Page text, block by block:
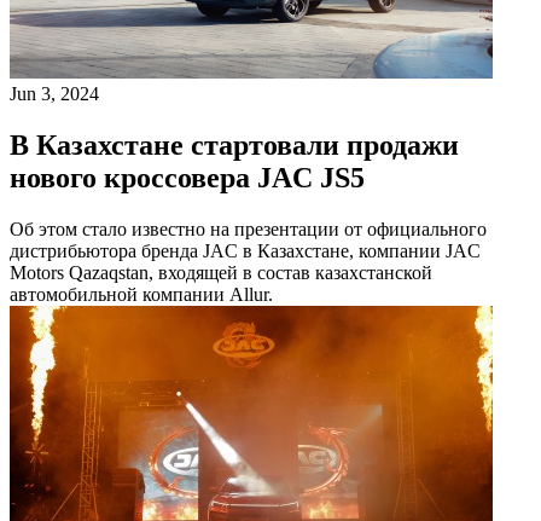
Jun 3, 2024
В Казахстане стартовали продажи
нового кроссовера JAC JS5
Об этом стало известно на презентации от официального
дистрибьютора бренда JAC в Казахстане, компании JAC
Motors Qazaqstan, входящей в состав казахстанской
автомобильной компании Allur.